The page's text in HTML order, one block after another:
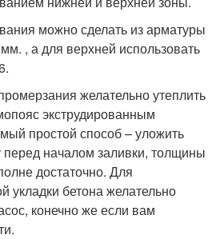
можно сделать из арматуры
, а для верхней использовать
желательно утеплить
экструдированным
простой способ – уложить
перед началом заливки, толщины
достаточно. Для
укладки бетона желательно
конечно же если вам